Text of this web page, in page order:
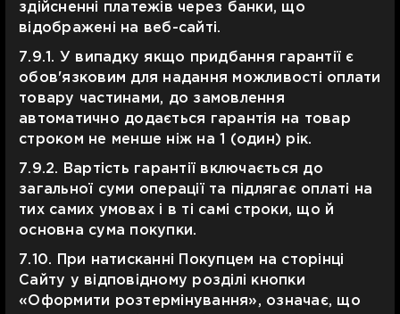
здійсненні платежів через банки, що
відображені на веб-сайті.
7.9.1. У випадку якщо придбання гарантії є
обов'язковим для надання можливості оплати
товару частинами, до замовлення
автоматично додається гарантія на товар
строком не менше ніж на 1 (один) рік.
7.9.2. Вартість гарантії включається до
загальної суми операції та підлягає оплаті на
тих самих умовах і в ті самі строки, що й
основна сума покупки.
7.10. При натисканні Покупцем на сторінці
Сайту у відповідному розділі кнопки
«Оформити розтермінування», означає, що